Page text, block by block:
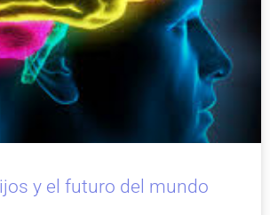
y el futuro del mundo